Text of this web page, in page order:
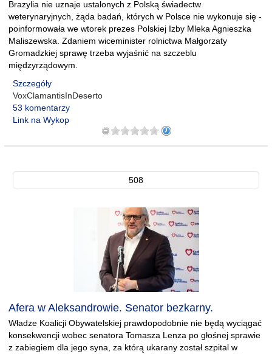
Brazylia nie uznaje ustalonych z Polską świadectw
weterynaryjnych, żąda badań, których w Polsce nie wykonuje się -
poinformowała we wtorek prezes Polskiej Izby Mleka Agnieszka
Maliszewska. Zdaniem wiceminister rolnictwa Małgorzaty
Gromadzkiej sprawę trzeba wyjaśnić na szczeblu
międzyrządowym.
Szczegóły
VoxClamantisInDeserto
53 komentarzy
Link na Wykop
508
Afera w Aleksandrowie. Senator bezkarny.
Władze Koalicji Obywatelskiej prawdopodobnie nie będą wyciągać
konsekwencji wobec senatora Tomasza Lenza po głośnej sprawie
z zabiegiem dla jego syna, za którą ukarany został szpital w